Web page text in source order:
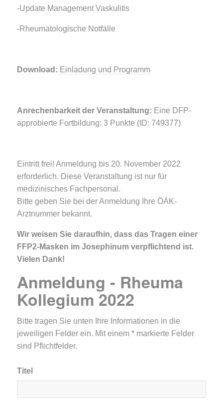
-Update Management Vaskulitis
-Rheumatologische Notfälle
Download: Einladung und Programm
Anrechenbarkeit der Veranstaltung: Eine DFP-
approbierte Fortbildung: 3 Punkte (ID: 749377)
Eintritt frei! Anmeldung bis 20. November 2022
erforderlich. Diese Veranstaltung ist nur für
medizinisches Fachpersonal.
Bitte geben Sie bei der Anmeldung Ihre ÖÄK-
Arztnummer bekannt.
Wir weisen Sie daraufhin, dass das Tragen einer
FFP2-Masken im Josephinum verpflichtend ist.
Vielen Dank!
Anmeldung - Rheuma
Kollegium 2022
Bitte tragen Sie unten Ihre Informationen in die
jeweiligen Felder ein. Mit einem * markierte Felder
sind Pflichtfelder.
Titel